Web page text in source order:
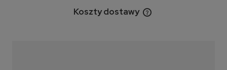
Koszty dostawy
Cena nie zawiera ewentualnych kosztów płatności